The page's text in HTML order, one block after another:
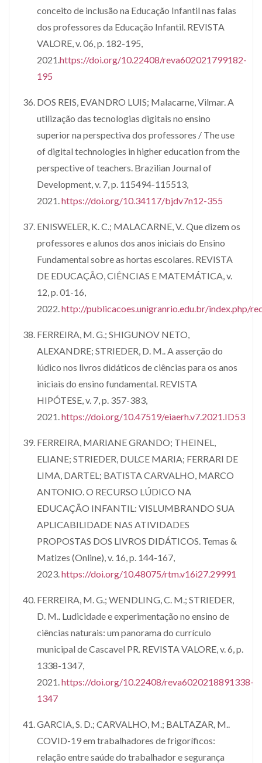
conceito de inclusão na Educação Infantil nas falas
dos professores da Educação Infantil. REVISTA
VALORE, v. 06, p. 182-195,
2021.https://doi.org/10.22408/reva602021799182-
195
DOS REIS, EVANDRO LUIS; Malacarne, Vilmar. A
utilização das tecnologias digitais no ensino
superior na perspectiva dos professores / The use
of digital technologies in higher education from the
perspective of teachers. Brazilian Journal of
Development, v. 7, p. 115494-115513,
2021.https://doi.org/10.34117/bjdv7n12-355
ENISWELER, K. C.; MALACARNE, V.. Que dizem os
professores e alunos dos anos iniciais do Ensino
Fundamental sobre as hortas escolares. REVISTA
DE EDUCAÇÃO, CIÊNCIAS E MATEMÁTICA, v.
12, p. 01-16,
2022.http://publicacoes.unigranrio.edu.br/index.php/
FERREIRA, M. G.; SHIGUNOV NETO,
ALEXANDRE; STRIEDER, D. M.. A asserção do
lúdico nos livros didáticos de ciências para os anos
iniciais do ensino fundamental. REVISTA
HIPÓTESE, v. 7, p. 357-383,
2021.https://doi.org/10.47519/eiaerh.v7.2021.ID53
FERREIRA, MARIANE GRANDO; THEINEL,
ELIANE; STRIEDER, DULCE MARIA; FERRARI DE
LIMA, DARTEL; BATISTA CARVALHO, MARCO
ANTONIO. O RECURSO LÚDICO NA
EDUCAÇÃO INFANTIL: VISLUMBRANDO SUA
APLICABILIDADE NAS ATIVIDADES
PROPOSTAS DOS LIVROS DIDÁTICOS. Temas &
Matizes (Online), v. 16, p. 144-167,
2023.https://doi.org/10.48075/rtm.v16i27.29991
FERREIRA, M. G.; WENDLING, C. M.; STRIEDER,
D. M.. Ludicidade e experimentação no ensino de
ciências naturais: um panorama do currículo
municipal de Cascavel PR. REVISTA VALORE, v. 6, p.
1338-1347,
2021.https://doi.org/10.22408/reva6020218891338-
1347
GARCIA, S. D.; CARVALHO, M.; BALTAZAR, M..
COVID-19 em trabalhadores de frigoríficos:
relação entre saúde do trabalhador e segurança